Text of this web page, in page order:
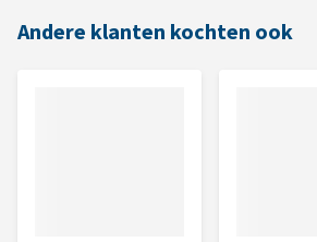
Andere klanten kochten ook